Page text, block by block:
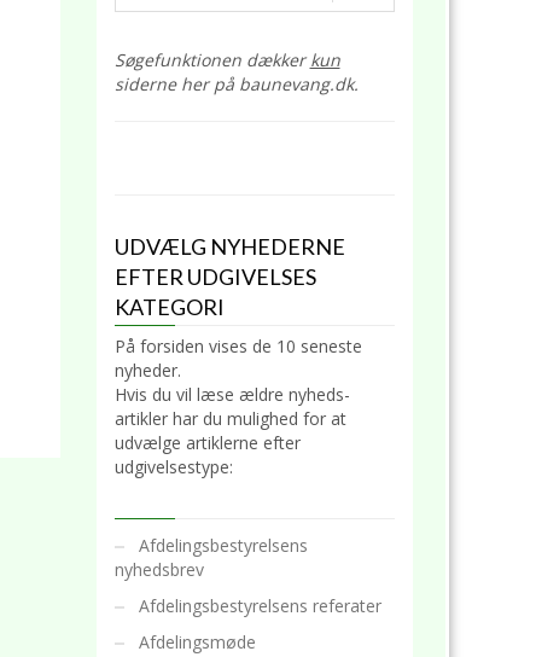
Søgefunktionen dækkerkun
siderne her på baunevang.dk.
UDVÆLG NYHEDERNE
EFTER UDGIVELSES
KATEGORI
På forsiden vises de 10 seneste
nyheder.
Hvis du vil læse ældre nyheds-
artikler har du mulighed for at
udvælge artiklerne efter
udgivelsestype:
Afdelingsbestyrelsens
nyhedsbrev
Afdelingsbestyrelsens referater
Afdelingsmøde